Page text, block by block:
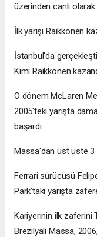
üzerinden canlı
İlk yarışı Raikkonen
İstanbul'da
Kimi Raikkonen
O dönem McLaren
2005'teki yarışta
başardı.
Massa'dan üst üste 3
Ferrari sürücüsü
Park'taki yarışta
Kariyerinin ilk zaferini
Brezilyalı Massa,